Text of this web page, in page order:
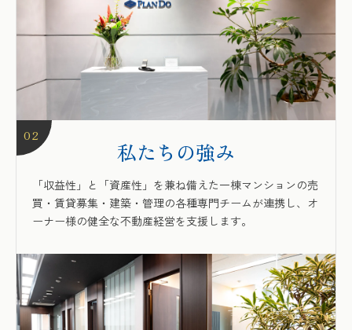
02
私たちの強み
「収益性」と「資産性」を兼ね備えた一棟マンションの売
買・賃貸募集・建築・管理の各種専門チームが連携し、オ
ーナー様の健全な不動産経営を支援します。